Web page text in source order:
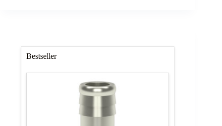
Bestseller